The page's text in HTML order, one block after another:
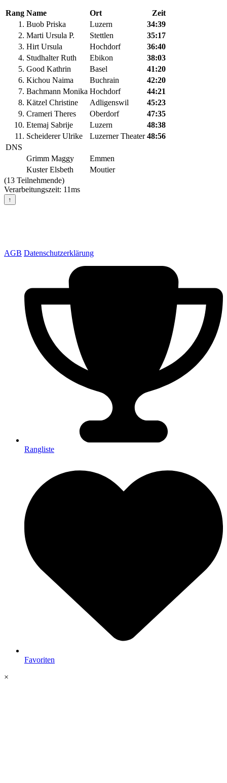
Rang Name Ort
Zeit
1. Buob Priska Luzern
34:39
2. Marti Ursula P. Stettlen
35:17
3. Hirt Ursula Hochdorf
36:40
4. Studhalter Ruth Ebikon
38:03
5. Good Kathrin Basel
41:20
6. Kichou Naima Buchrain
42:20
7. Bachmann Monika Hochdorf
44:21
8. Kätzel Christine Adligenswil
45:23
9. Crameri Theres Oberdorf
47:35
10. Etemaj Sabrije Luzern
48:38
11. Scheiderer Ulrike Luzerner Theater 48:56
DNS
Grimm Maggy
Emmen
Kuster Elsbeth
Moutier
(13 Teilnehmende)
Verarbeitungszeit: 11ms
↑
AGB Datenschutzerklärung
Rangliste
Favoriten
×